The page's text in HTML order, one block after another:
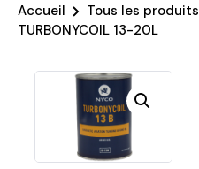
Accueil Tous les produits
TURBONYCOIL 13-20L